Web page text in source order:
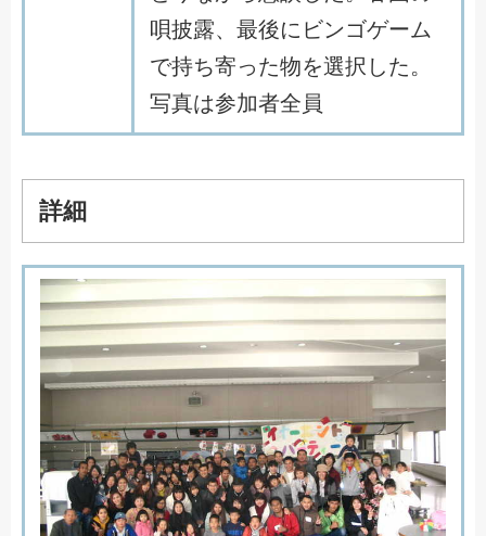
唄披露、 最後に ビンゴゲーム
で持ち寄った物を選択 した。
写真は参加者全 員
詳細